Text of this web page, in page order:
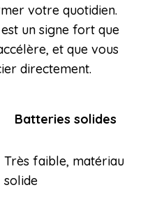
votre quotidien.
un signe fort que
et que vous
directement.
Batteries solides
Très faible, matériau
solide